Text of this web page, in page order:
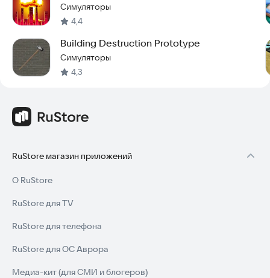
Симуляторы
4,4
Building Destruction Prototype
Симуляторы
4,3
RuStore магазин приложений
О RuStore
RuStore для TV
RuStore для телефона
RuStore для ОС Аврора
Медиа-кит (для СМИ и блогеров)